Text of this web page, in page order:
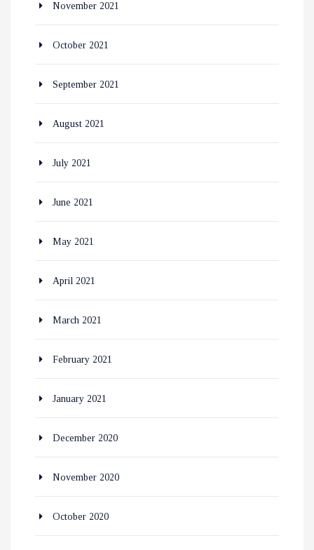
November 2021
October 2021
September 2021
August 2021
July 2021
June 2021
May 2021
April 2021
March 2021
February 2021
January 2021
December 2020
November 2020
October 2020